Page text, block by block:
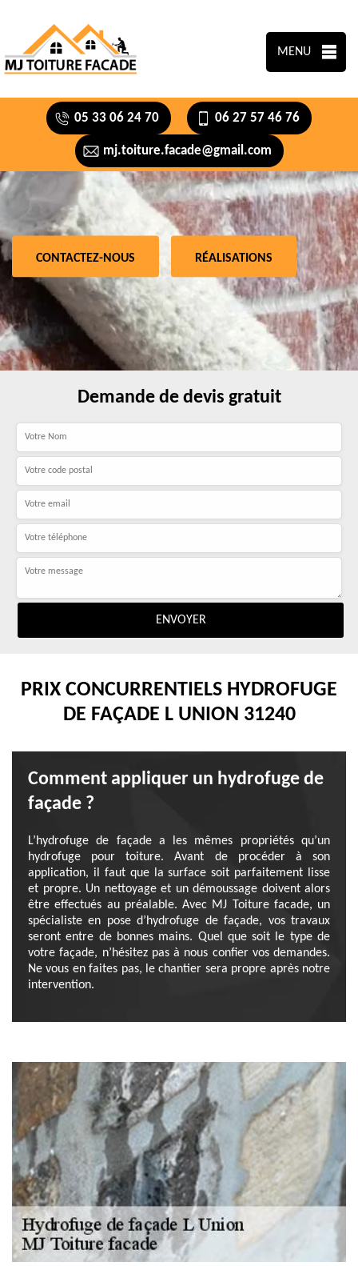
MENU
05 33 06 24 70 06 27 57 46 76
mj.toiture.facade@gmail.com
CONTACTEZ-NOUS RÉALISATIONS
Demande de devis gratuit
PRIX CONCURRENTIELS HYDROFUGE
DE FAÇADE L UNION 31240
Comment appliquer un hydrofuge de
façade ?
L’hydrofuge de façade a les mêmes propriétés qu’un
hydrofuge pour toiture. Avant de procéder à son
application, il faut que la surface soit parfaitement lisse
et propre. Un nettoyage et un démoussage doivent alors
être effectués au préalable. Avec MJ Toiture facade, un
spécialiste en pose d’hydrofuge de façade, vos travaux
seront entre de bonnes mains. Quel que soit le type de
votre façade, n’hésitez pas à nous confier vos demandes.
Ne vous en faites pas, le chantier sera propre après notre
intervention.